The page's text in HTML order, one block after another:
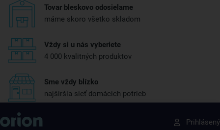
Tovar bleskovo odosielame
máme skoro všetko skladom
Vždy si u nás vyberiete
4 000 kvalitných produktov
Sme vždy blízko
najširšia sieť domácich potrieb
Prihlásený
Získajte rady, recepty a tipy na zľavy skôr ako
ktokoľvek iný